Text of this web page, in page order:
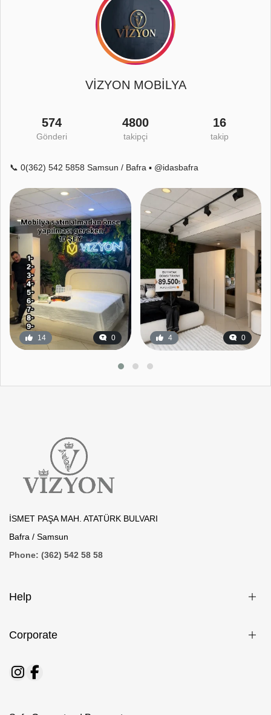
VİZYON MOBİLYA
574
Gönderi
4800
takipçi
16
takip
📞 0(362) 542 5858 Samsun / Bafra ▪️ @idasbafra
14 0 4 0
İSMET PAŞA MAH. ATATÜRK BULVARI
Bafra / Samsun
Phone: (362) 542 58 58
Help
Corporate